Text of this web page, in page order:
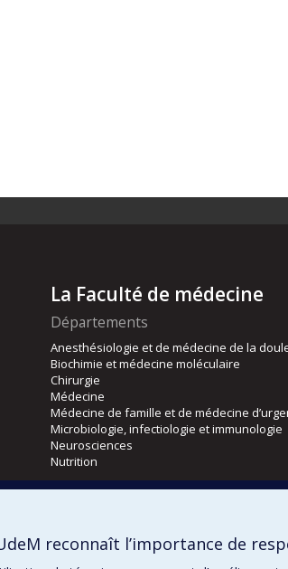
La Faculté de médecine
Départements
Anesthésiologie et de médecine de la
Biochimie et médecine moléculaire
Chirurgie
Médecine
Médecine de famille et de médecine
Microbiologie, infectiologie et immunologie
Neurosciences
Nutrition
Orthophonie et audiologie
reconnaît l’importance de